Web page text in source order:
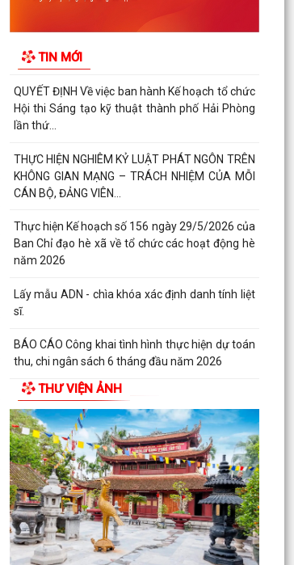
TIN MỚI
Xã Nguyễn Bỉnh Khiêm công bố quyết định
các công trình,...
QUYẾT ĐỊNH Về việc ban hành Kế hoạch tổ chức
Hội thi Sáng tạo kỹ thuật thành phố Hải Phòng
lần thứ...
THỰC HIỆN NGHIÊM KỶ LUẬT PHÁT NGÔN TRÊN
KHÔNG GIAN MẠNG – TRÁCH NHIỆM CỦA MỖI
CÁN BỘ, ĐẢNG VIÊN...
Thực hiện Kế hoạch số 156 ngày 29/5/2026 của
Ban Chỉ đạo hè xã về tổ chức các hoạt động hè
năm 2026
Lấy mẫu ADN - chìa khóa xác định danh tính liệt
sĩ.
BÁO CÁO Công khai tình hình thực hiện dự toán
thu, chi ngân sách 6 tháng đầu năm 2026
CHỦ ĐỘNG ỨNG PHÓ BÃO SỐ 1 – BẢO VỆ SẢN
XUẤT LÚA VỤ MÙA 2026
ĐẠI BIỂU HỘI ĐỒNG NHÂN DÂN KHÓA II, NHIỆM
KỲ 2026 -2031 TIẾP XÚC CỬ TRI CHUẨN BỊ KỲ
HỌP THƯỜNG LỆ...
Công điện phòng chống bão số 1 (Bão
MAYSAK) và mưa lũ sau bão
THƯ VIỆN ẢNH